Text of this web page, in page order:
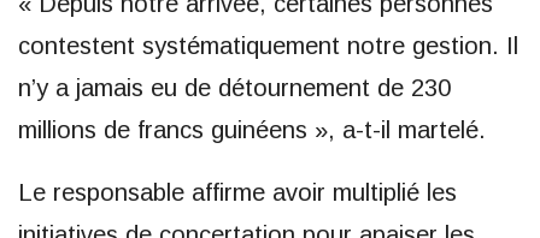
contestent systématiquement notre gestion. Il
n’y a jamais eu de détournement de 230
millions de francs guinéens », a-t-il martelé.
Le responsable affirme avoir multiplié les